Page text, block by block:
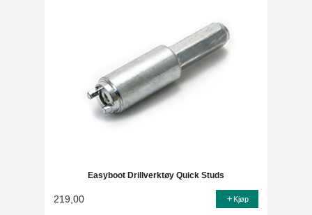
Easyboot Drillverktøy Quick Studs
219,00 Kjøp